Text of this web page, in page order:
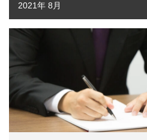
2021年 8月